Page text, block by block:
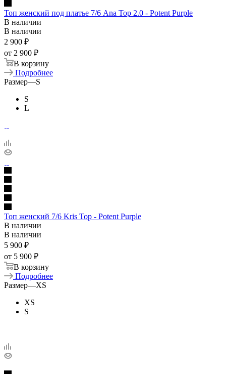
Топ женский под платье 7/6 Ana Top 2.0 - Potent Purple
В наличии
В наличии
2 900 ₽
от 2 900 ₽
В корзину
Подробнее
Размер—S
S
L
Топ женский 7/6 Kris Top - Potent Purple
В наличии
В наличии
5 900 ₽
от 5 900 ₽
В корзину
Подробнее
Размер—XS
XS
S